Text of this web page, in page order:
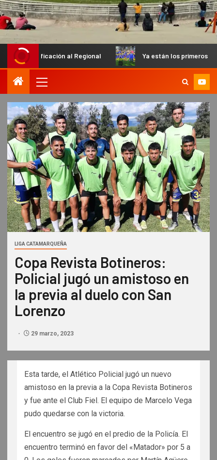
al Regional Ya están los primeros finalistas en el
LIGA CATAMARQUEÑA
Copa Revista Botineros:
Policial jugó un amistoso en
la previa al duelo con San
Lorenzo
29 marzo, 2023
Esta tarde, el Atlético Policial jugó un nuevo
amistoso en la previa a la Copa Revista Botineros
y fue ante el Club Fiel. El equipo de Marcelo Vega
pudo quedarse con la victoria.
El encuentro se jugó en el predio de la Policía. El
encuentro terminó en favor del «Matador» por 5 a